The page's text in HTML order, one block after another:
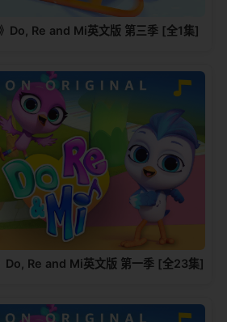
Do, Re and Mi英文版 第三季 [全1集]
Do, Re and Mi英文版 第一季 [全23集]